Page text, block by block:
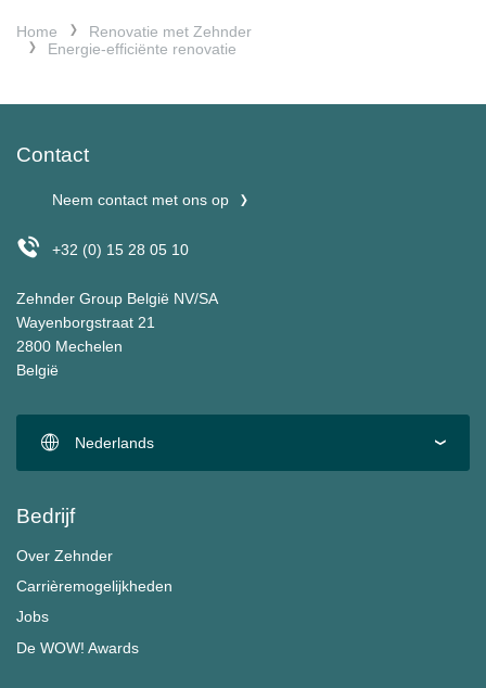
Home
Renovatie met Zehnder
Energie-efficiënte renovatie
Contact
Neem contact met ons op
+32 (0) 15 28 05 10
Zehnder Group België NV/SA
Wayenborgstraat 21
2800 Mechelen
België
Nederlands
Bedrijf
Over Zehnder
Carrièremogelijkheden
Jobs
De WOW! Awards